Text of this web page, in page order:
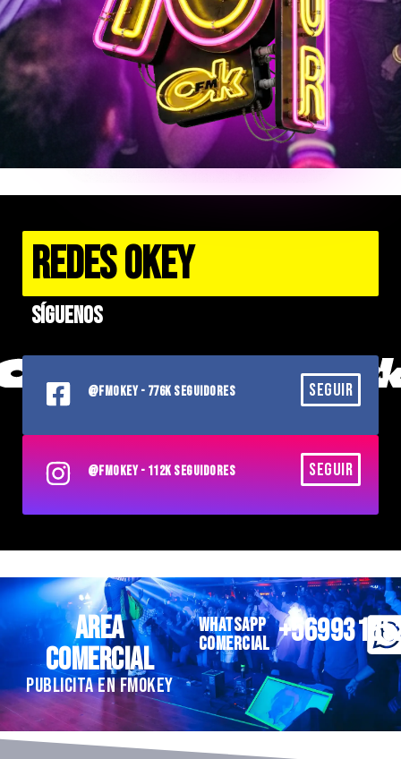
REDES OKEY
Síguenos
SEGUIR
@FMOKEY - 776K SEGUIDORES
SEGUIR
@FMOKEY - 112K SEGUIDORES
AREA
COMERCIAL
PUBLICITA EN FMOKEY
WHATSAPP
COMERCIAL